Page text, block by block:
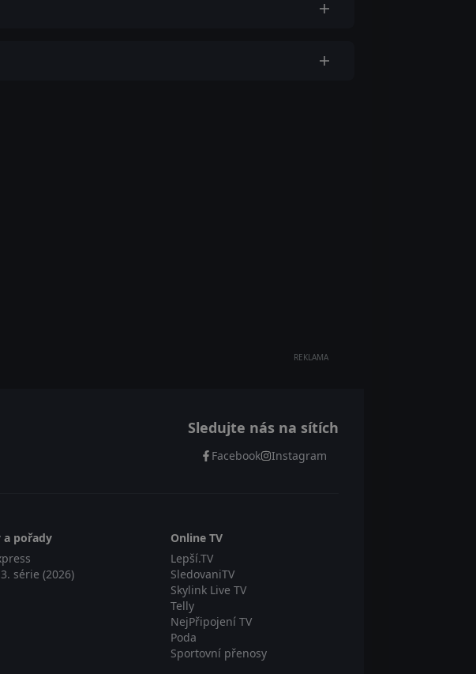
REKLAMA
Sledujte nás na sítích
Facebook Instagram
a pořady
série (2026)
Online TV
Lepší.TV
SledovaniTV
Skylink Live TV
Telly
NejPřipojení TV
Poda
Sportovní přenosy